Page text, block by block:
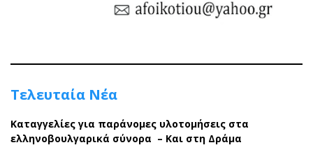
Τελευταία Νέα
Καταγγελίες για παράνομες υλοτομήσεις στα
ελληνοβουλγαρικά σύνορα – Και στη Δράμα